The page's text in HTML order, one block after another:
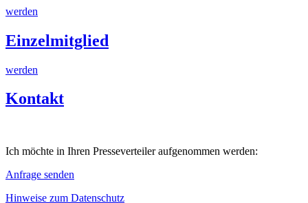
werden
Einzelmitglied
werden
Kontakt
Ich möchte in Ihren Presseverteiler aufgenommen werden:
Anfrage senden
Hinweise zum Datenschutz